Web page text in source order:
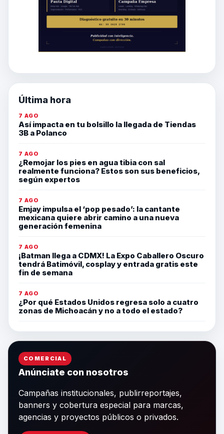
Última hora
7 AGO
Así impacta en tu bolsillo la llegada de Tiendas
3B a Polanco
7 AGO
¿Remojar los pies en agua tibia con sal
realmente funciona? Estos son sus beneficios,
según expertos
7 AGO
Emjay impulsa el ‘pop pesado’: la cantante
mexicana quiere abrir camino a una nueva
generación femenina
7 AGO
¡Batman llega a CDMX! La Expo Caballero Oscuro
tendrá Batimóvil, cosplay y entrada gratis este
fin de semana
7 AGO
¿Por qué Estados Unidos regresa solo a cuatro
zonas de Michoacán y no a todo el estado?
COMERCIAL
Anúnciate con nosotros
Campañas institucionales, publirreportajes,
banners y cobertura especial para marcas,
agencias y proyectos públicos o privados.